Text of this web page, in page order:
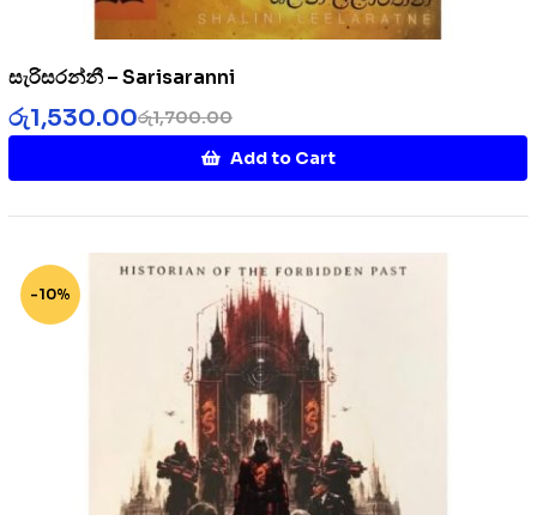
සැරිසරන්නී – Sarisaranni
රු1,700.00
රු1,530.00
Add to Cart
-10%